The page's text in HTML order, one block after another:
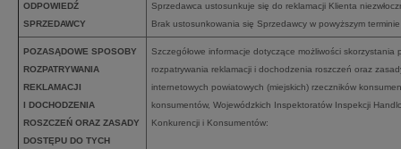
ODPOWIEDŹ
SPRZEDAWCY
Sprzedawca ustosunkuje się do reklamacji Klienta
Brak ustosunkowania się Sprzedawcy w powyższym
POZASĄDOWE SPOSOBY
ROZPATRYWANIA
REKLAMACJI
I DOCHODZENIA
ROSZCZEŃ ORAZ ZASADY
DOSTĘPU DO TYCH
Szczegółowe informacje dotyczące możliwości
rozpatrywania reklamacji i dochodzenia roszczeń oraz
internetowych powiatowych (miejskich) rzeczników
konsumentów, Wojewódzkich Inspektoratów Inspekcji
Konkurencji i Konsumentów: